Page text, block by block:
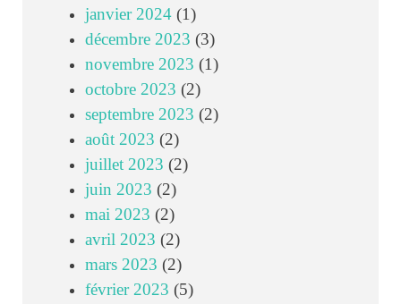
janvier 2024 (1)
décembre 2023 (3)
novembre 2023 (1)
octobre 2023 (2)
septembre 2023 (2)
août 2023 (2)
juillet 2023 (2)
juin 2023 (2)
mai 2023 (2)
avril 2023 (2)
mars 2023 (2)
février 2023 (5)